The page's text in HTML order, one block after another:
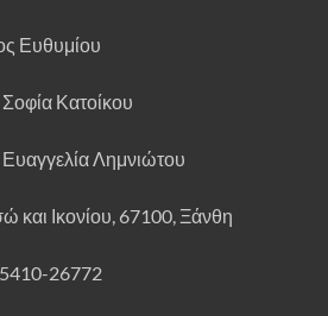
Ευθυμίου
Σοφία Κατοίκου
Ευαγγελία Λημνιώτου
και Ικονίου, 67100, Ξάνθη
26772